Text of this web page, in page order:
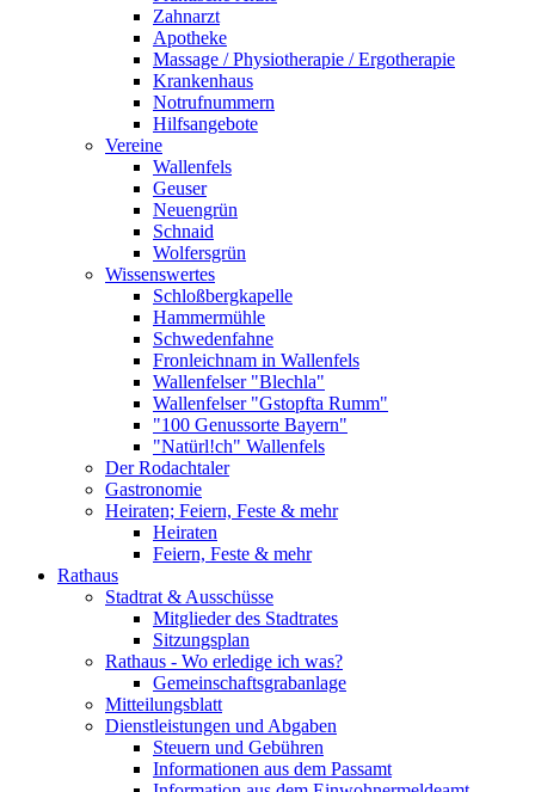
Zahnarzt
Apotheke
Massage / Physiotherapie / Ergotherapie
Krankenhaus
Notrufnummern
Hilfsangebote
Vereine
Wallenfels
Geuser
Neuengrün
Schnaid
Wolfersgrün
Wissenswertes
Schloßbergkapelle
Hammermühle
Schwedenfahne
Fronleichnam in Wallenfels
Wallenfelser "Blechla"
Wallenfelser "Gstopfta Rumm"
"100 Genussorte Bayern"
"Natürl!ch" Wallenfels
Der Rodachtaler
Gastronomie
Heiraten; Feiern, Feste & mehr
Heiraten
Feiern, Feste & mehr
Rathaus
Stadtrat & Ausschüsse
Mitglieder des Stadtrates
Sitzungsplan
Rathaus - Wo erledige ich was?
Gemeinschaftsgrabanlage
Mitteilungsblatt
Dienstleistungen und Abgaben
Steuern und Gebühren
Informationen aus dem Passamt